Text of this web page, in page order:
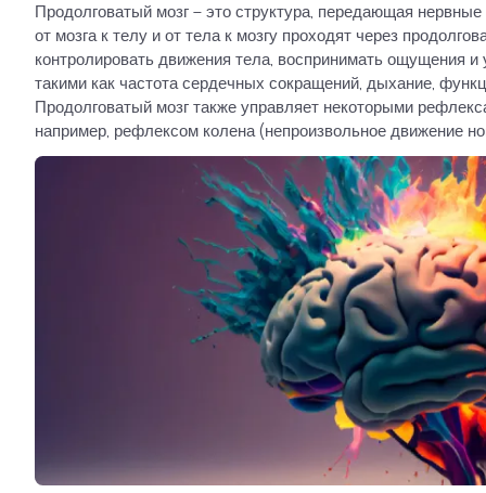
Продолговатый мозг – это структура, передающая
от мозга к телу и от тела к мозгу проходят через
контролировать движения тела, воспринимать ощущения
такими как частота сердечных сокращений, дыхание,
Продолговатый мозг также управляет некоторыми
например, рефлексом колена (непроизвольное движение